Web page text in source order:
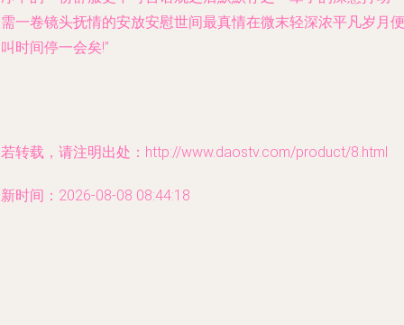
一卷镜头抚情的安放安慰世间最真情在微末轻深浓平凡岁月便
时间停一会矣!”
转载，请注明出处：http://www.daostv.com/product/8.html
时间：2026-08-08 08:44:18